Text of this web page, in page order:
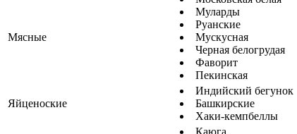
Мясные
Муларды
Руанские
Мускусная
Черная белогрудая
Фаворит
Пекинская
Яйценоские
Индийский бегунок
Башкирские
Хаки-кемпбеллы
Каюга